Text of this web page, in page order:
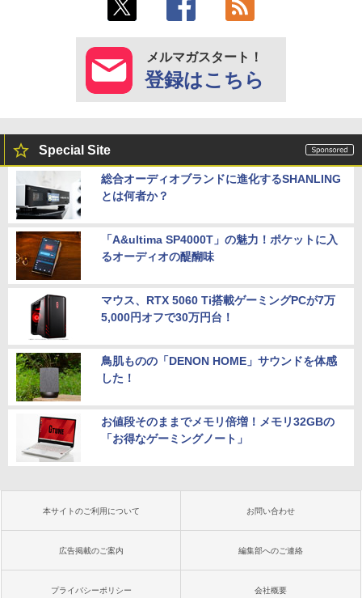
メルマガスタート！
登録はこちら
Special Site
総合オーディオブランドに進化するSHANLING
とは何者か？
「A&ultima SP4000T」の魅力！ポケットに入
るオーディオの醍醐味
マウス、RTX 5060 Ti搭載ゲーミングPCが7万
5,000円オフで30万円台！
鳥肌ものの「DENON HOME」サウンドを体感
した！
お値段そのままでメモリ倍増！メモリ32GBの
「お得なゲーミングノート」
本サイトのご利用について お問い合わせ
広告掲載のご案内 編集部へのご連絡
プライバシーポリシー 会社概要